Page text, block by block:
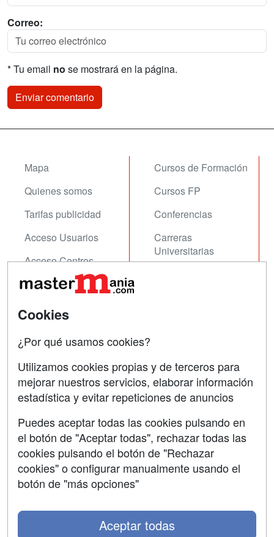
Correo:
* Tu email no se mostrará en la página.
Mapa
Quienes somos
Tarifas publicidad
Acceso Usuarios
Acceso Centros
Cursos de Formación
Cursos FP
Conferencias
Carreras
Universitarias
Contactar
Copyleft
Grupo formazion:
Cookies
¿Por qué usamos cookies?
Utilizamos cookies propias y de terceros para
mejorar nuestros servicios, elaborar información
estadística y evitar repeticiones de anuncios
Puedes aceptar todas las cookies pulsando en
el botón de "Aceptar todas", rechazar todas las
cookies pulsando el botón de "Rechazar
cookies" o configurar manualmente usando el
botón de "más opciones"
Aceptar todas